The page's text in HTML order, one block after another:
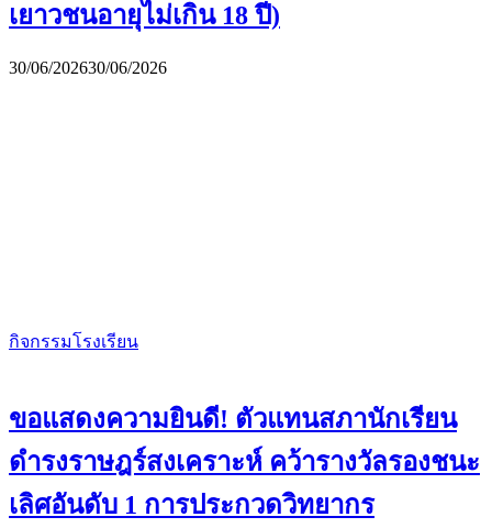
เยาวชนอายุไม่เกิน 18 ปี)
30/06/202630/06/2026
กิจกรรมโรงเรียน
ขอแสดงความยินดี! ตัวแทนสภานักเรียน
ดำรงราษฎร์สงเคราะห์ คว้ารางวัลรองชนะ
เลิศอันดับ 1 การประกวดวิทยากร